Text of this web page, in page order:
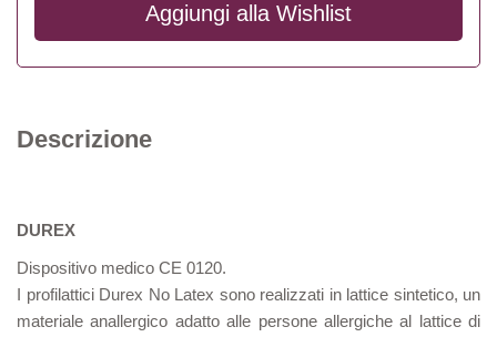
Aggiungi alla Wishlist
Descrizione
DUREX
Dispositivo medico CE 0120.
I profilattici Durex No Latex sono realizzati in lattice sintetico, un
materiale anallergico adatto alle persone allergiche al lattice di